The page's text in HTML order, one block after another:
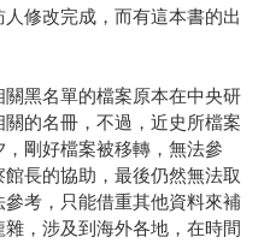
修改完成，而有這本書的出
黑名單的檔案原本在中央研
的名冊，不過，近史所檔案
剛好檔案被移轉，無法參
長的協助，最後仍然無法取
考，只能借重其他資料來補
，涉及到海外各地，在時間